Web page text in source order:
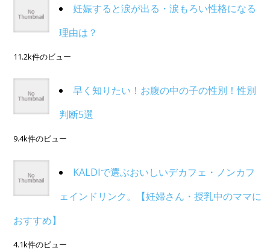
妊娠すると涙が出る・涙もろい性格になる
理由は？
11.2k件のビュー
早く知りたい！お腹の中の子の性別！性別
判断5選
9.4k件のビュー
KALDIで選ぶおいしいデカフェ・ノンカフ
ェインドリンク。【妊婦さん・授乳中のママに
おすすめ】
4.1k件のビュー